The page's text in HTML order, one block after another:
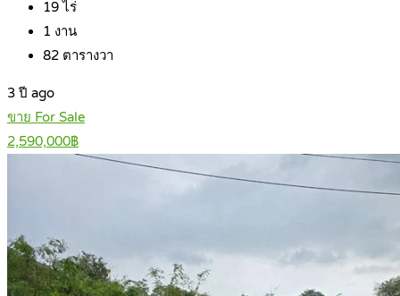
19 ไร่
1 งาน
82 ตารางวา
3 ปี ago
ขาย For Sale
2,590,000฿